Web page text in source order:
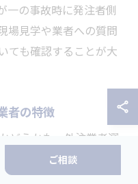
一の事故時に発注者側
場見学や業者への質問
ても確認することが大
者の特徴
どうかも、外注業者選
事は騒音や振動、粉じ
ラブルに発展するケー
ご相談